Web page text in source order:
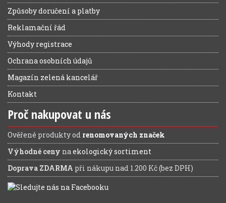
Způsoby doručení a platby
Reklamační řád
Výhody registrace
Ochrana osobních údajů
Magazín zelená kancelář
Kontakt
Proč nakupovat u nás
Ověřené produkty od renomovaných značek
Výhodné ceny naekologický sortiment
Doprava ZDARMA při nákupu nad 1.200 Kč (bez DPH)